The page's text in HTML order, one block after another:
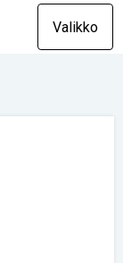
Valikko